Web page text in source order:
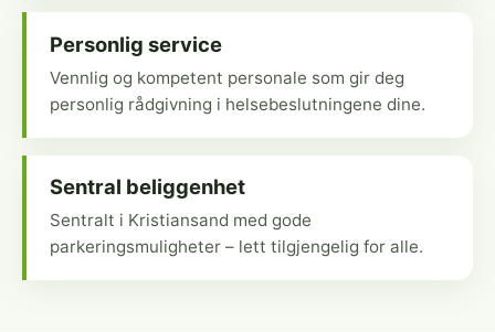
Personlig service
Vennlig og kompetent personale som gir deg
personlig rådgivning i helsebeslutningene dine.
Sentral beliggenhet
Sentralt i Kristiansand med gode
parkeringsmuligheter – lett tilgjengelig for alle.